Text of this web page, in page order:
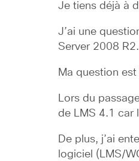
Je tiens déjà à
J’ai une
Server 2008
Ma question
Lors du
de LMS 4.1 car
De plus, j’ai
logiciel (LMS/